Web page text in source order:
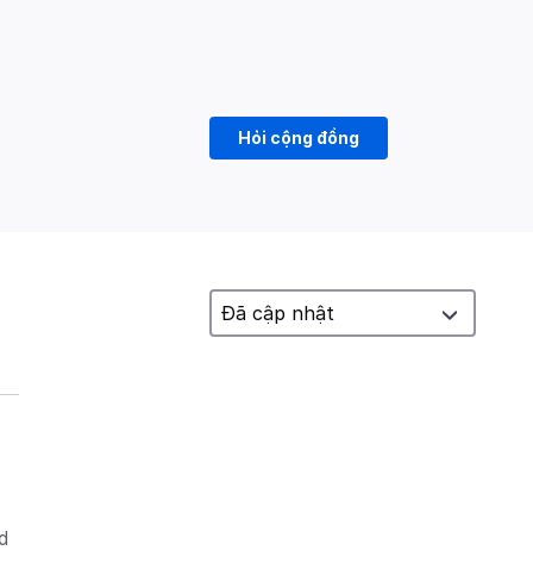
Hỏi cộng đồng